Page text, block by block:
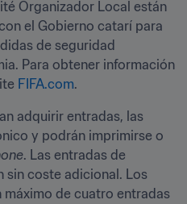
Organizador Local están
el Gobierno catarí para
de seguridad
Para obtener información
FIFA.com.
adquirir entradas, las
y podrán imprimirse o
. Las entradas de
sin coste adicional. Los
de cuatro entradas